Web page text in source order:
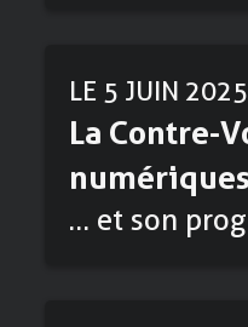
LE 5 JUIN 2025
La Contre-
numériques
… et son